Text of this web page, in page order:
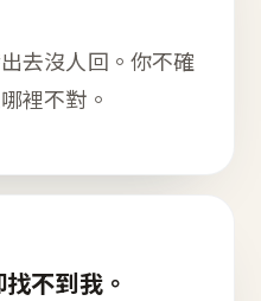
去沒人回。你不確
裡不對。
不到我。